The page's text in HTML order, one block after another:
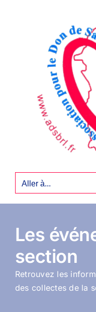
Aller à...
Les
section
Retrouvez les
des collectes de la